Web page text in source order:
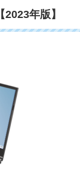
年版】